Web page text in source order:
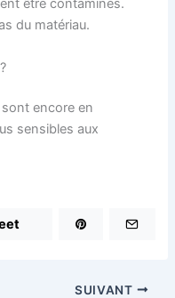
être contaminés.
du matériau.
encore en
sensibles aux
SUIVANT